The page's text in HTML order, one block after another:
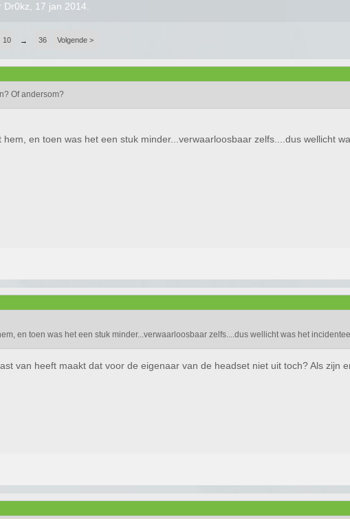
Dr0kz 17 jan 2014
10 → 36 Volgende >
Of andersom?
en toen was het een stuk minder...verwaarloosbaar zelfs....dus wellicht
en toen was het een stuk minder...verwaarloosbaar zelfs....dus wellicht was het
van heeft maakt dat voor de eigenaar van de headset niet uit toch? Als zijn